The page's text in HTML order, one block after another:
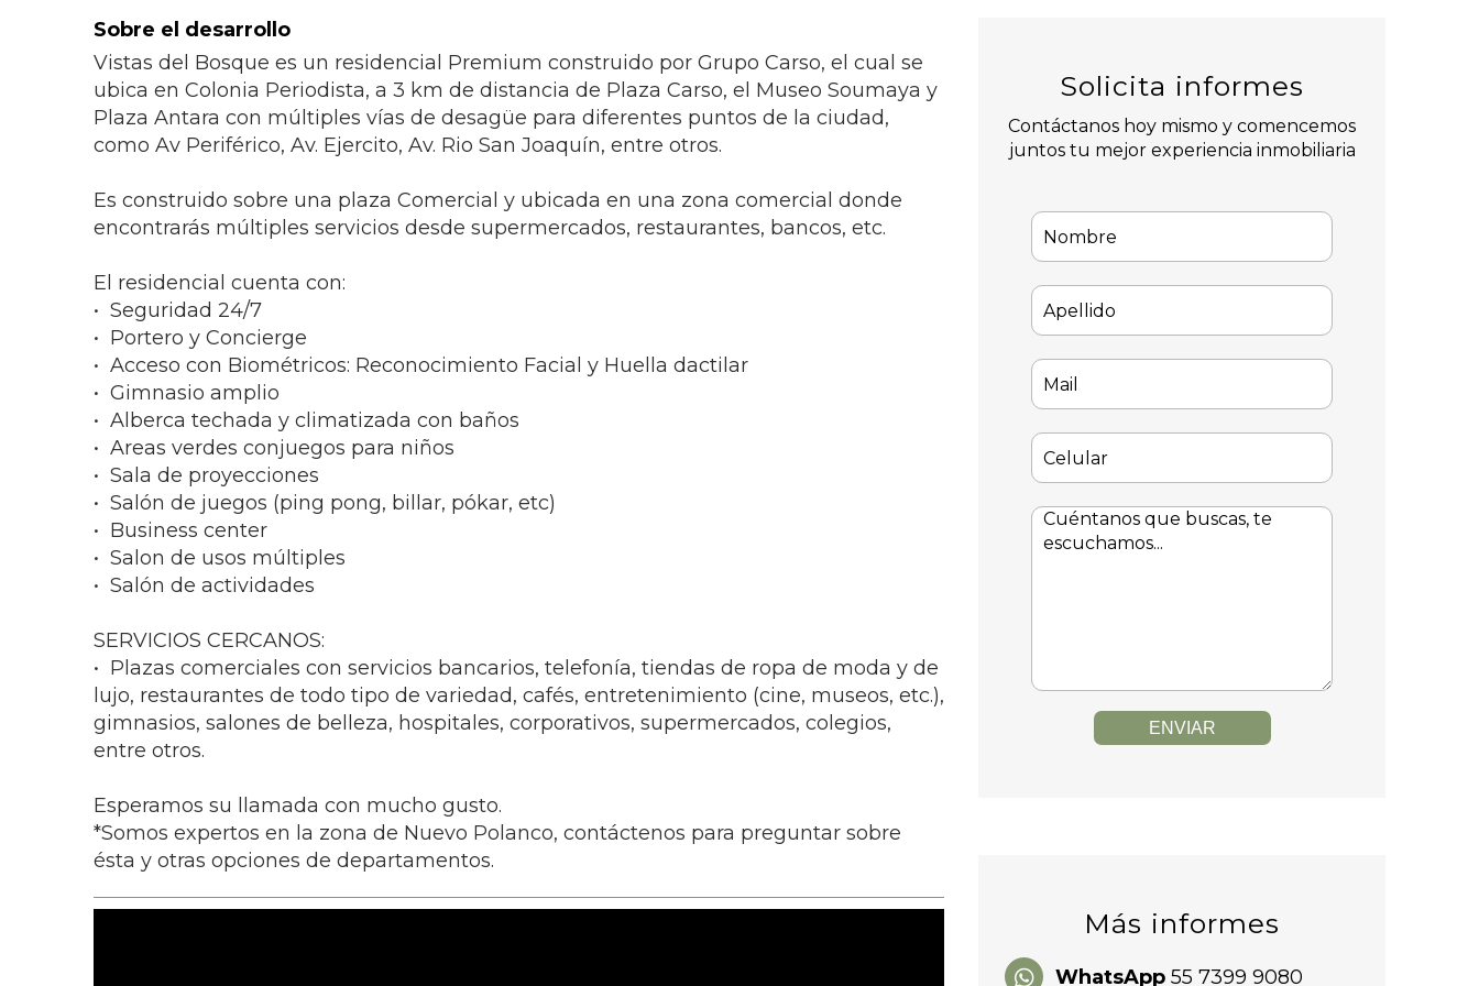
Sobre el desarrollo
Vistas del Bosque es un residencial Premium construido por Grupo Carso, el cual se
ubica en Colonia Periodista, a 3 km de distancia de Plaza Carso, el Museo Soumaya y
Plaza Antara con múltiples vías de desagüe para diferentes puntos de la ciudad,
como Av Periférico, Av. Ejercito, Av. Rio San Joaquín, entre otros.
Es construido sobre una plaza Comercial y ubicada en una zona comercial donde
encontrarás múltiples servicios desde supermercados, restaurantes, bancos, etc.
El residencial cuenta con:
•⁠ ⁠Seguridad 24/7
•⁠ ⁠Portero y Concierge
•⁠ ⁠Acceso con Biométricos: Reconocimiento Facial y Huella dactilar
•⁠ ⁠Gimnasio amplio
•⁠ ⁠Alberca techada y climatizada con baños
•⁠ ⁠Areas verdes conjuegos para niños
•⁠ ⁠Sala de proyecciones
•⁠ ⁠Salón de juegos (ping pong, billar, pókar, etc)
•⁠ ⁠Business center
•⁠ ⁠Salon de usos múltiples
•⁠ ⁠Salón de actividades
SERVICIOS CERCANOS:
•⁠ ⁠Plazas comerciales con servicios bancarios, telefonía, tiendas de ropa de moda y de
lujo, restaurantes de todo tipo de variedad, cafés, entretenimiento (cine, museos, etc.),
gimnasios, salones de belleza, hospitales, corporativos, supermercados, colegios,
entre otros.
Esperamos su llamada con mucho gusto.
*Somos expertos en la zona de Nuevo Polanco, contáctenos para preguntar sobre
ésta y otras opciones de departamentos.
Solicita informes
Contáctanos hoy mismo y comencemos
juntos tu mejor experiencia inmobiliaria
ENVIAR
Más informes
WhatsApp 55 7399 9080